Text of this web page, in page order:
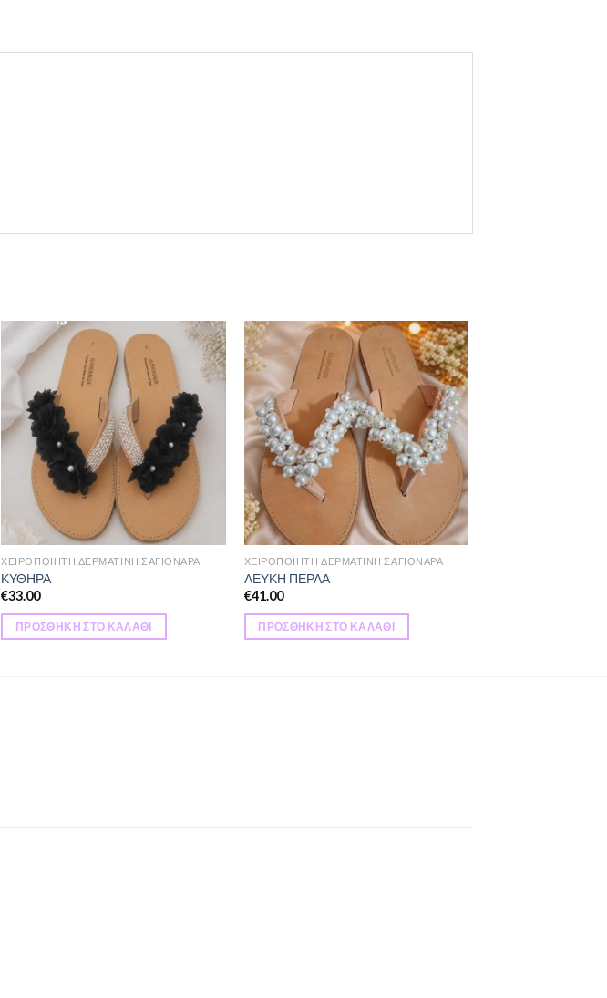
Πρόσθήκη
στην λίστα
επιθυμιών
ΧΕΙΡΟΠΟΙΗΤΗ ΔΕΡΜΑΤΙΝΗ ΣΑΓΙΟΝΑΡΑ
ΚΥΘΗΡΑ
€33.00
ΠΡΟΣΘΉΚΗ ΣΤΟ ΚΑΛΆΘΙ
Πρόσθήκη
στην λίστα
επιθυμιών
ΧΕΙΡΟΠΟΙΗΤΗ ΔΕΡΜΑΤΙΝΗ ΣΑΓΙΟΝΑΡΑ
ΛΕΥΚΗ ΠΕΡΛΑ
€41.00
ΠΡΟΣΘΉΚΗ ΣΤΟ ΚΑΛΆΘΙ